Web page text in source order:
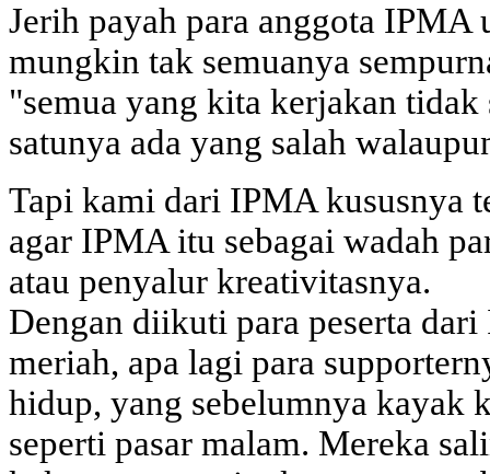
Jerih payah para anggota IPMA
mungkin tak semuanya
"semua yang kita kerjakan tidak
satunya ada yang salah
Tapi kami dari IPMA kususnya
agar IPMA itu sebagai wadah
atau penyalur kreativitasnya.
Dengan diikuti para peserta
meriah, apa lagi para
hidup, yang sebelumnya kayak
seperti pasar malam. Mereka